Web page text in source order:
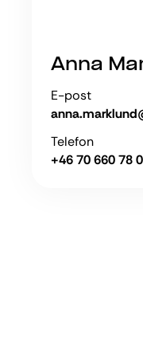
Anna
E-post
Telefon
+46 70 660 78